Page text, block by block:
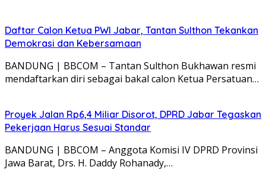
Daftar Calon Ketua PWI Jabar, Tantan Sulthon Tekankan
Demokrasi dan Kebersamaan
BANDUNG | BBCOM – Tantan Sulthon Bukhawan resmi
mendaftarkan diri sebagai bakal calon Ketua Persatuan…
Proyek Jalan Rp6,4 Miliar Disorot, DPRD Jabar Tegaskan
Pekerjaan Harus Sesuai Standar
BANDUNG | BBCOM – Anggota Komisi IV DPRD Provinsi
Jawa Barat, Drs. H. Daddy Rohanady,…